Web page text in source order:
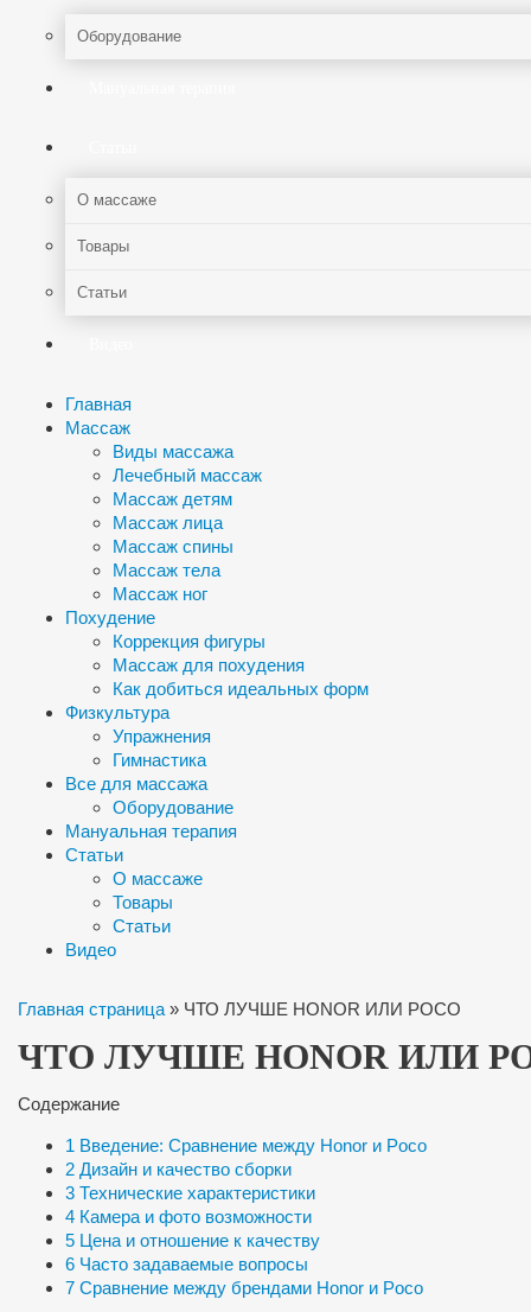
Оборудование
О массаже
Товары
Статьи
Главная
Массаж
Виды массажа
Лечебный массаж
Массаж детям
Массаж лица
Массаж спины
Массаж тела
Массаж ног
Похудение
Коррекция фигуры
Массаж для похудения
Как добиться идеальных форм
Физкультура
Упражнения
Гимнастика
Все для массажа
Оборудование
Мануальная терапия
Статьи
О массаже
Товары
Статьи
Видео
Главная страница » ЧТО ЛУЧШЕ HONOR ИЛИ POCO
ЧТО ЛУЧШЕ HONOR ИЛИ
Содержание
1 Введение: Сравнение между Honor и Poco
2 Дизайн и качество сборки
3 Технические характеристики
4 Камера и фото возможности
5 Цена и отношение к качеству
6 Часто задаваемые вопросы
7 Сравнение между брендами Honor и Poco